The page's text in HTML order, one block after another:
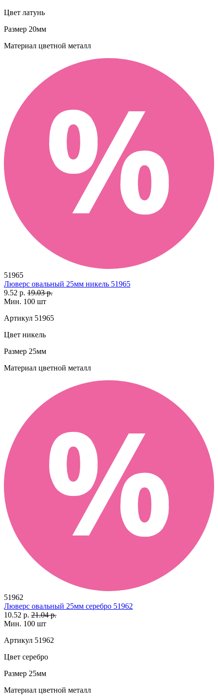
Цвет латунь
Размер 20мм
Материал цветной металл
51965
Люверс овальный 25мм никель 51965
9.52 р. 19.03 р.
Мин. 100 шт
Артикул 51965
Цвет никель
Размер 25мм
Материал цветной металл
51962
Люверс овальный 25мм серебро 51962
10.52 р. 21.04 р.
Мин. 100 шт
Артикул 51962
Цвет серебро
Размер 25мм
Материал цветной металл